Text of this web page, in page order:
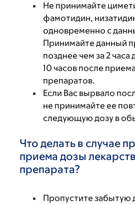
Не принимайте
фамотидин,
одновременно с
Принимайте данный
позднее чем за 2 часа
10 часов после
препаратов.
Если Вас вырвало
не принимайте ее
следующую дозу в
Что делать в случае
приема дозы
препарата?
Пропустите забытую